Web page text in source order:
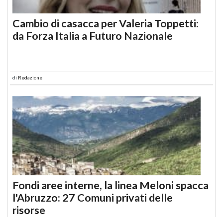
Cambio di casacca per Valeria Toppetti:
da Forza Italia a Futuro Nazionale
di Redazione
Fondi aree interne, la linea Meloni spacca
l'Abruzzo: 27 Comuni privati delle
risorse